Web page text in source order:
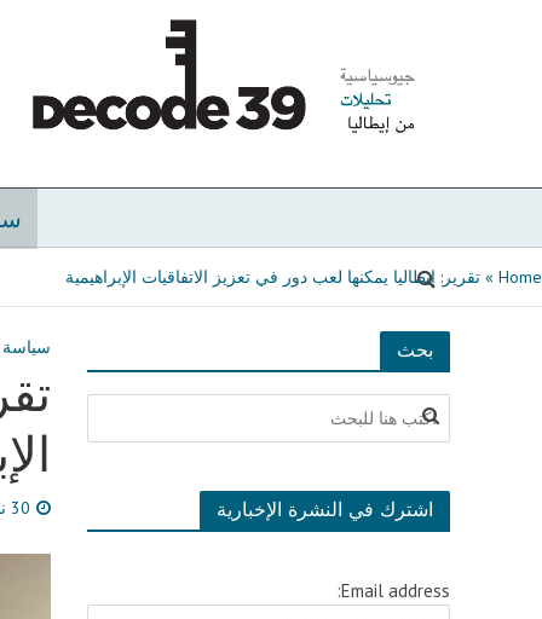
Home
» تقرير: إيطاليا يمكنها لعب دور في تعزيز الاتفاقيات الإبراهيمية
سياسة
30 نوفمبر، 2021
بحث
اشترك في النشرة الإخبارية
Email address: